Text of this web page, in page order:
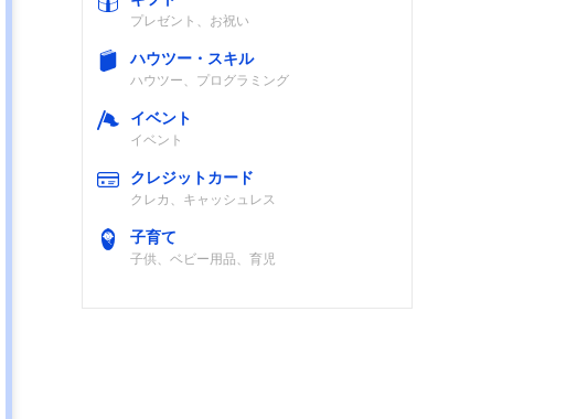
約8時間
プレゼント、お祝い
ハウツー・スキル
ハウツー、プログラミング
イベント
イベント
クレジットカード
クレカ、キャッシュレス
子育て
子供、ベビー用品、育児